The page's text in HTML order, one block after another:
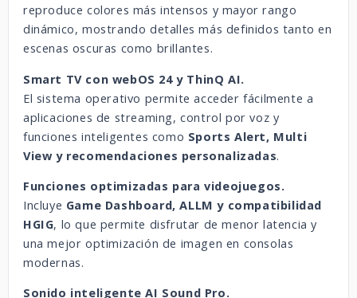
reproduce colores más intensos y mayor rango
dinámico, mostrando detalles más definidos tanto en
escenas oscuras como brillantes.
Smart TV con webOS 24 y ThinQ AI.
El sistema operativo permite acceder fácilmente a
aplicaciones de streaming, control por voz y
funciones inteligentes como Sports Alert, Multi
View y recomendaciones personalizadas.
Funciones optimizadas para videojuegos.
Incluye Game Dashboard, ALLM y compatibilidad
HGIG, lo que permite disfrutar de menor latencia y
una mejor optimización de imagen en consolas
modernas.
Sonido inteligente AI Sound Pro.